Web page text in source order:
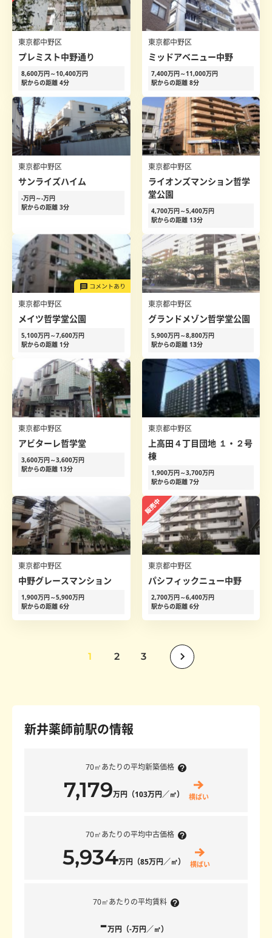
東京都中野区
プレミスト中野通り
8,600万円～10,400万円
駅からの距離 4分
東京都中野区
ミッドアベニュー中野
7,400万円～11,000万円
駅からの距離 8分
東京都中野区
サンライズハイム
-万円～-万円
駅からの距離 3分
東京都中野区
ライオンズマンション哲学
堂公園
4,700万円～5,400万円
駅からの距離 13分
東京都中野区
メイツ哲学堂公園
5,100万円～7,600万円
駅からの距離 1分
東京都中野区
グランドメゾン哲学堂公園
5,900万円～8,800万円
駅からの距離 13分
東京都中野区
アビターレ哲学堂
3,600万円～3,600万円
駅からの距離 13分
東京都中野区
上高田４丁目団地 １・２号
棟
1,900万円～3,700万円
駅からの距離 7分
東京都中野区
中野グレースマンション
1,900万円～5,900万円
駅からの距離 6分
東京都中野区
パシフィックニュー中野
2,700万円～6,400万円
駅からの距離 6分
1 2 3
新井薬師前駅の情報
70㎡あたりの平均新築価格
7,179万円（103万円／㎡） 横ばい
70㎡あたりの平均中古価格
5,934万円（85万円／㎡） 横ばい
70㎡あたりの平均賃料
-万円（-万円／㎡）